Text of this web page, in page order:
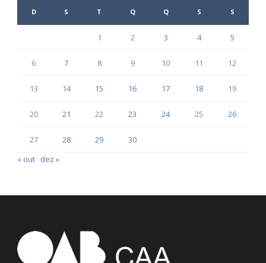
D S T Q Q S S
1 2 3 4 5
6 7 8 9 10 11 12
13 14 15 16 17 18 19
20 21 22 23 24 25 26
27 28 29
30
« out dez »